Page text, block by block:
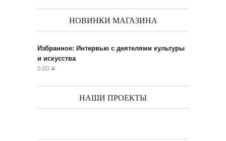
НОВИНКИ МАГАЗИНА
Избранное: Интервью с деятелями культуры
и искусства
0.00 Р
НАШИ ПРОЕКТЫ